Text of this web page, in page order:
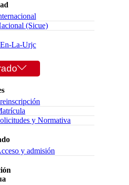
(Sicue)
La-Urjc
y Normativa
y admisión